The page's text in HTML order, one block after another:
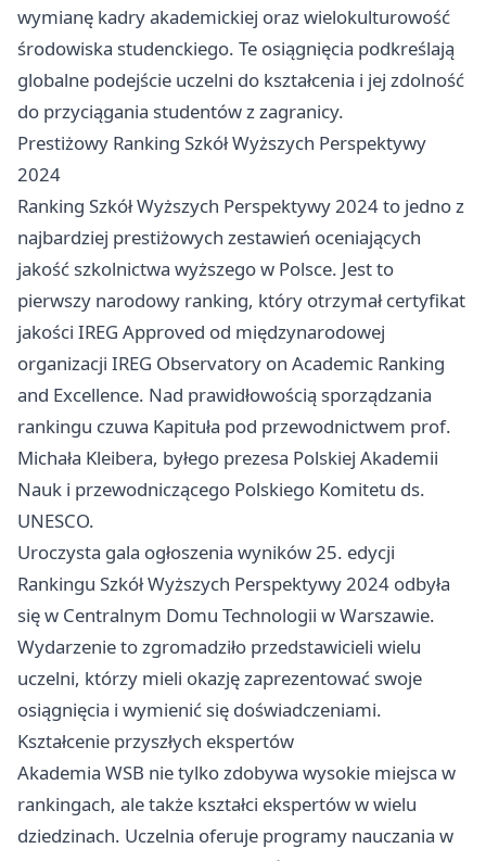
wymianę kadry akademickiej oraz wielokulturowość
środowiska studenckiego. Te osiągnięcia podkreślają
globalne podejście uczelni do kształcenia i jej zdolność
do przyciągania studentów z zagranicy.
Prestiżowy Ranking Szkół Wyższych Perspektywy
2024
Ranking Szkół Wyższych Perspektywy 2024 to jedno z
najbardziej prestiżowych zestawień oceniających
jakość szkolnictwa wyższego w Polsce. Jest to
pierwszy narodowy ranking, który otrzymał certyfikat
jakości IREG Approved od międzynarodowej
organizacji IREG Observatory on Academic Ranking
and Excellence. Nad prawidłowością sporządzania
rankingu czuwa Kapituła pod przewodnictwem prof.
Michała Kleibera, byłego prezesa Polskiej Akademii
Nauk i przewodniczącego Polskiego Komitetu ds.
UNESCO.
Uroczysta gala ogłoszenia wyników 25. edycji
Rankingu Szkół Wyższych Perspektywy 2024 odbyła
się w Centralnym Domu Technologii w Warszawie.
Wydarzenie to zgromadziło przedstawicieli wielu
uczelni, którzy mieli okazję zaprezentować swoje
osiągnięcia i wymienić się doświadczeniami.
Kształcenie przyszłych ekspertów
Akademia WSB nie tylko zdobywa wysokie miejsca w
rankingach, ale także kształci ekspertów w wielu
dziedzinach. Uczelnia oferuje programy nauczania w